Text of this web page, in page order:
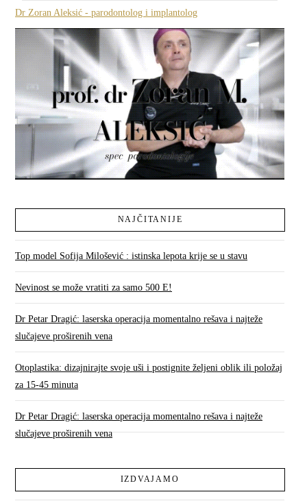
Dr Zoran Aleksić - parodontolog i implantolog
NAJČITANIJE
Top model Sofija Milošević : istinska lepota krije se u stavu
Nevinost se može vratiti za samo 500 E!
Dr Petar Dragić: laserska operacija momentalno rešava i najteže
slučajeve proširenih vena
Otoplastika: dizajnirajte svoje uši i postignite željeni oblik ili položaj
za 15-45 minuta
Dr Petar Dragić: laserska operacija momentalno rešava i najteže
slučajeve proširenih vena
IZDVAJAMO